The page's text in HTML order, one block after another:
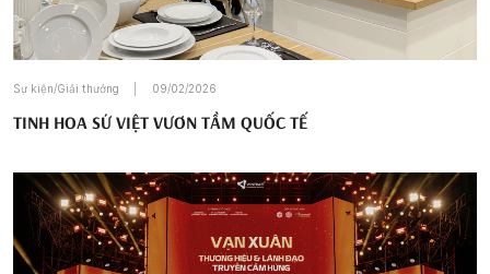
Sự kiện/Giải thưởng 09/02/2026
TINH HOA SỨ VIỆT VƯƠN TẦM QUỐC TẾ